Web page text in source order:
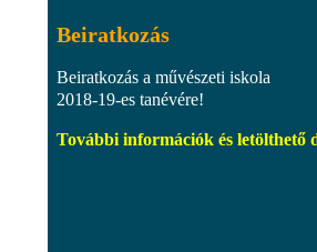
Beiratkozás
Beiratkozás a művészeti iskola
2018-19-es tanévére!
További információk és letölthető